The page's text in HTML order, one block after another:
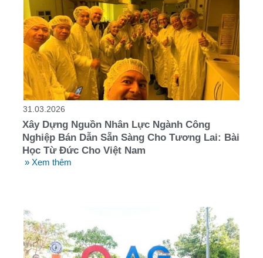
31.03.2026
Xây Dựng Nguồn Nhân Lực Ngành Công
Nghiệp Bán Dẫn Sẵn Sàng Cho Tương Lai: Bài
Học Từ Đức Cho Việt Nam
» Xem thêm